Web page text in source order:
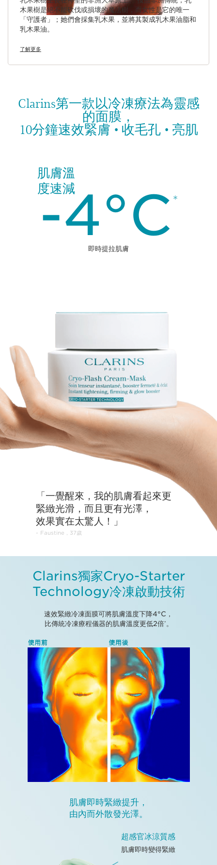
木果樹是絕不能砍伐或損壞的魔法樹，而女性是它的唯一
「守護者」；她們會採集乳木果，並將其製成乳木果油脂和
乳木果油。
了解更多
Clarins第一款以冷凍療法為靈感
的面膜，
10分鐘速效緊膚 • 收毛孔 • 亮肌
-4°C *
即時提拉肌膚
「一覺醒來，我的肌膚看起來更
緊緻光滑，而且更有光澤，
效果實在太驚人！」
- Faustine，37歲
Clarins獨家Cryo-Starter
Technology冷凍啟動技術
速效緊緻冷凍面膜可將肌膚溫度下降4°C，
比傳統冷凍療程儀器的肌膚溫度更低2倍* 。
肌膚即時緊緻提升，
由內而外散發光澤。
超感官冰涼質感
肌膚即時變得緊緻